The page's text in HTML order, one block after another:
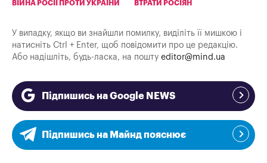
ВІЙНА РОСІЇ ПРОТИ УКРАЇНИ ВТРАТИ РОСІЯН
У випадку, якщо ви знайшли помилку, виділіть її мишкою і
натисніть Ctrl + Enter, щоб повідомити про це редакцію.
Або надішліть, будь-ласка, на пошту editor@mind.ua
Підпишись на Google NEWS
Підпишись на Майнд пояснює